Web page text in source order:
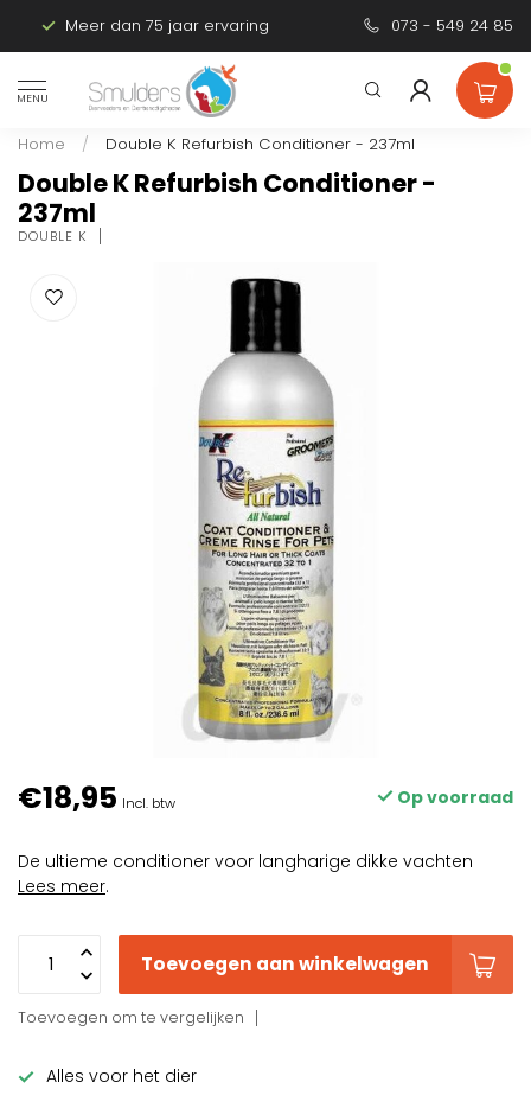
Meer dan 75 jaar ervaring Persoonlijk
073 - 549 24 85
MENU
Home / Double K Refurbish Conditioner - 237ml
Double K Refurbish Conditioner -
237ml
DOUBLE K
€18,95 Incl. btw Op voorraad
De ultieme conditioner voor langharige dikke vachten
Lees meer.
Toevoegen aan winkelwagen
Toevoegen om te vergelijken
Alles voor het dier